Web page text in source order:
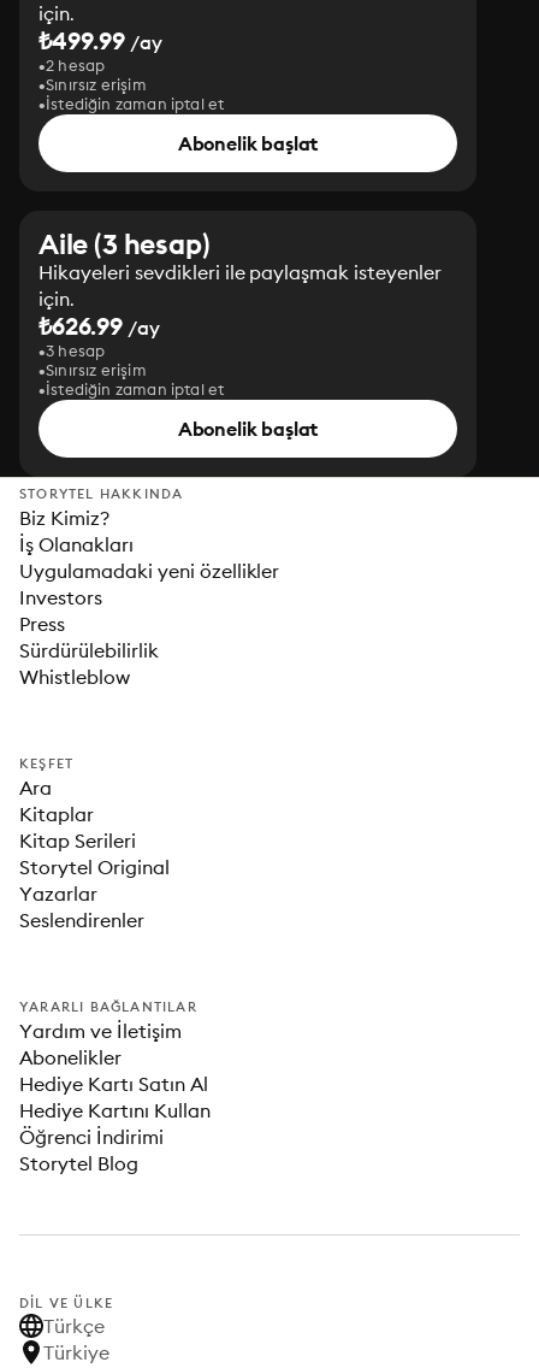
için.
₺499.99 /ay
2 hesap
Sınırsız erişim
İstediğin zaman iptal et
Abonelik başlat
Aile (3 hesap)
Hikayeleri sevdikleri ile paylaşmak isteyenler
için.
₺626.99 /ay
3 hesap
Sınırsız erişim
İstediğin zaman iptal et
Abonelik başlat
STORYTEL HAKKINDA
Biz Kimiz?
İş Olanakları
Uygulamadaki yeni özellikler
Investors
Press
Sürdürülebilirlik
Whistleblow
KEŞFET
Ara
Kitaplar
Kitap Serileri
Storytel Original
Yazarlar
Seslendirenler
YARARLI BAĞLANTILAR
Yardım ve İletişim
Abonelikler
Hediye Kartı Satın Al
Hediye Kartını Kullan
Öğrenci İndirimi
Storytel Blog
DIL VE ÜLKE
Türkçe
Türkiye